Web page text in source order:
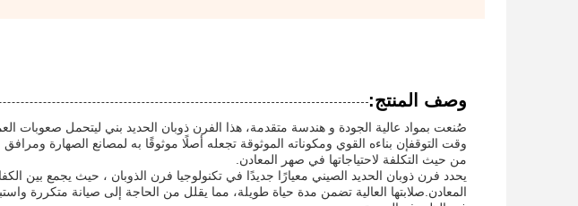
وصف المنتج:
صُنعت بمواد عالية الجودة و هندسة متقدمة، هذا الفرن ذوبان الحديد بني ليتحمل صعوبات
وقت التوقفإن بناءه القوي ومكوناته الموثوقة تجعله أصلًا موثوقًا به لمصانع الصهارة
من حيث التكلفة لاحتياجاتها في صهر المعادن.
يحدد فرن ذوبان الحديد الصيني معيارًا جديدًا في تكنولوجيا فرن الذوبان ، حيث يجمع بين
المعادن.صلابتها العالية تضمن مدة حياة طويلة، مما يقلل من الحاجة إلى صيانة متكررة